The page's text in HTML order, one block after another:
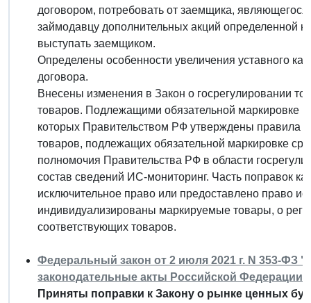
договором, потребовать от заемщика,
займодавцу дополнительных акций определенной
выступать заемщиком.
Определены особенности увеличения уставного
договора.
Внесены изменения в Закон о госрегулировании
товаров. Подлежащими обязательной маркировке
которых Правительством РФ утверждены правила
товаров, подлежащих обязательной маркировке
полномочия Правительства РФ в области
состав сведений ИС-мониторинг. Часть поправок
исключительное право или предоставлено право
индивидуализированы маркируемые товары, о
соответствующих товаров.
Федеральный закон от 2 июля 2021 г. N 353-ФЗ
законодательные акты Российской Федерации"
Приняты поправки к Закону о рынке ценных